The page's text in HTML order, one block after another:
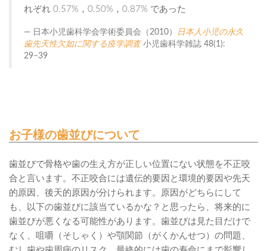
れぞれ 0.57%，0.50%，0.87% であった
日本小児歯科学会学術委員会（2010）
日本人小児の永久
歯先天性欠如に関する疫学調査小児歯科学雑誌 48(1):
29−39
お子様の歯並びについて
歯並びで骨格や歯の生え方が正しい位置にない状態を不正咬
合と言います。不正咬合には遺伝的要因と環境的要因や先天
的原因、後天的原因が分けられます。原因がどちらにして
も、以下の歯並びに該当ているかな？と思ったら、将来的に
歯並びが悪くなる可能性があります。歯並びは見た目だけで
なく、咀嚼（そしゃく）や顎関節（がくかんせつ）の問題、